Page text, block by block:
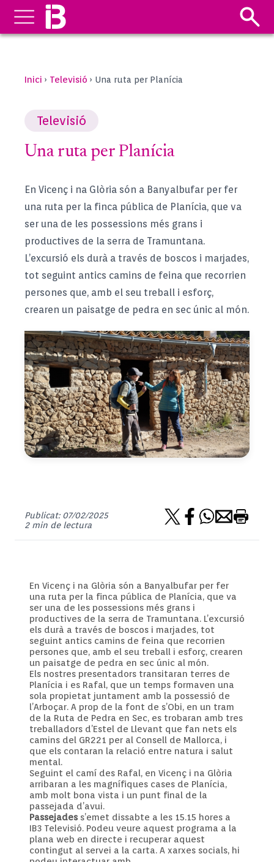
Inici › Televisió › Una ruta per Planícia
Televisió
Una ruta per Planícia
En Vicenç i na Glòria són a Banyalbufar per fer
una ruta per la finca pública de Planícia, que va
ser una de les possessions més grans i
productives de la serra de Tramuntana.
L’excursió els durà a través de boscos i marjades,
tot seguint antics camins de feina que recorrien
persones que, amb el seu treball i esforç,
crearen un paisatge de pedra en sec únic al món.
Publicat: 07/02/2025
2 min de lectura
En Vicenç i na Glòria són a Banyalbufar per fer
una ruta per la finca pública de Planícia, que va
ser una de les possessions més grans i
productives de la serra de Tramuntana. L’excursió
els durà a través de boscos i marjades, tot
seguint antics camins de feina que recorrien
persones que, amb el seu treball i esforç, crearen
un paisatge de pedra en sec únic al món.
Els nostres presentadors transitaran terres de
Planícia i es Rafal, que un temps formaven una
sola propietat juntament amb la possessió de
l’Arboçar. A prop de la font de s’Obi, en un tram
de la Ruta de Pedra en Sec, es trobaran amb tres
treballadors d’Estel de Llevant que fan nets els
camins del GR221 per al Consell de Mallorca, i
que els contaran la relació entre natura i salut
mental.
Seguint el camí des Rafal, en Vicenç i na Glòria
arribaran a les magnífiques cases de Planícia,
amb molt bona vista i un punt final de la
passejada d’avui.
Passejades s’emet dissabte a les 15.15 hores a
IB3 Televisió. Podeu veure aquest programa a la
plana web en directe i recuperar aquest
contingut al servei a la carta. A xarxes socials, hi